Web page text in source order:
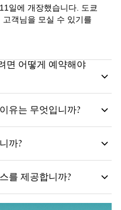
일에 개장했습니다. 도쿄
객님을 모실 수 있기를
면 어떻게 예약해야
유는 무엇입니까?
까?
를 제공합니까?